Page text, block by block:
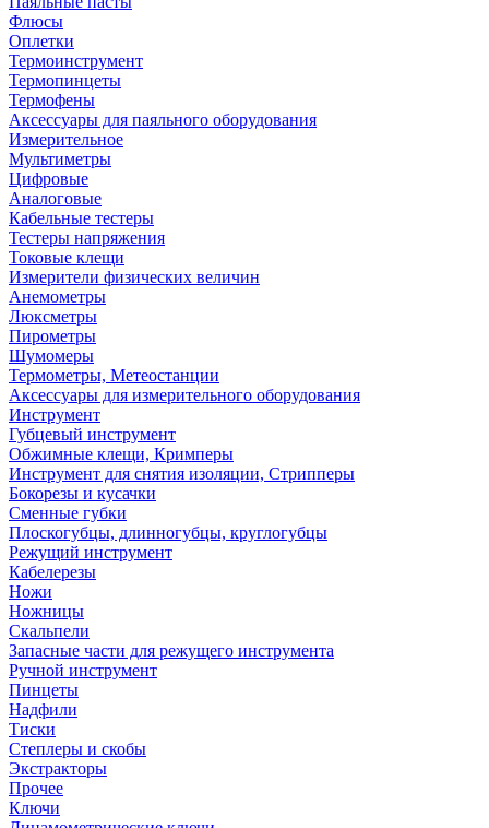
Флюсы
Оплетки
Термоинструмент
Термопинцеты
Термофены
Аксессуары для паяльного оборудования
Измерительное
Мультиметры
Цифровые
Аналоговые
Кабельные тестеры
Тестеры напряжения
Токовые клещи
Измерители физических величин
Анемометры
Люксметры
Пирометры
Шумомеры
Термометры, Метеостанции
Аксессуары для измерительного оборудования
Инструмент
Губцевый инструмент
Обжимные клещи, Кримперы
Инструмент для снятия изоляции, Стрипперы
Бокорезы и кусачки
Сменные губки
Плоскогубцы, длинногубцы, круглогубцы
Режущий инструмент
Кабелерезы
Ножи
Ножницы
Скальпели
Запасные части для режущего инструмента
Ручной инструмент
Пинцеты
Надфили
Тиски
Степлеры и скобы
Экстракторы
Прочее
Ключи